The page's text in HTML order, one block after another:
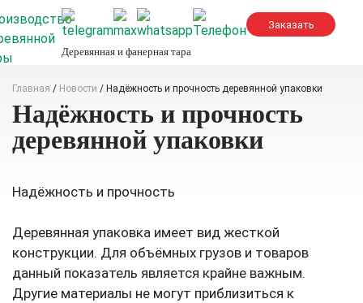
to
content
Деревянная и фанерная тара
Главная / Новости / Надёжность и прочность деревянной упаковки
Надёжность и прочность
деревянной упаковки
Надёжность и прочность
Деревянная упаковка имеет вид жесткой
конструкции. Для объёмных грузов и товаров
данный показатель является крайне важным.
Другие материалы не могут приблизиться к